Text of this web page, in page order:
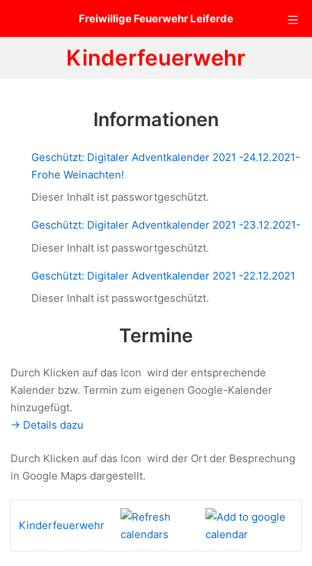
Freiwillige Feuerwehr Leiferde
Kinderfeuerwehr
Informationen
Geschützt: Digitaler Adventkalender 2021 -24.12.2021-
Frohe Weinachten!
Dieser Inhalt ist passwortgeschützt.
Geschützt: Digitaler Adventkalender 2021 -23.12.2021-
Dieser Inhalt ist passwortgeschützt.
Geschützt: Digitaler Adventkalender 2021 -22.12.2021
Dieser Inhalt ist passwortgeschützt.
Termine
Durch Klicken auf das Icon wird der entsprechende
Kalender bzw. Termin zum eigenen Google-Kalender
hinzugefügt.
-> Details dazu
Durch Klicken auf das Icon wird der Ort der Besprechung
in Google Maps dargestellt.
Kinderfeuerwehr